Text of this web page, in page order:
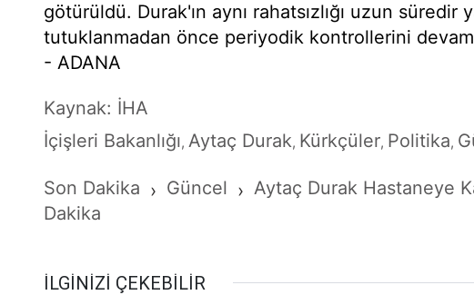
götürüldü. Durak'ın aynı rahatsızlığı uzun süredir
tutuklanmadan önce periyodik kontrollerini
- ADANA
Kaynak: İHA
İçişleri Bakanlığı, Aytaç Durak, Kürkçüler, Politika,
Son Dakika › Güncel › Aytaç Durak Hastaneye
Dakika